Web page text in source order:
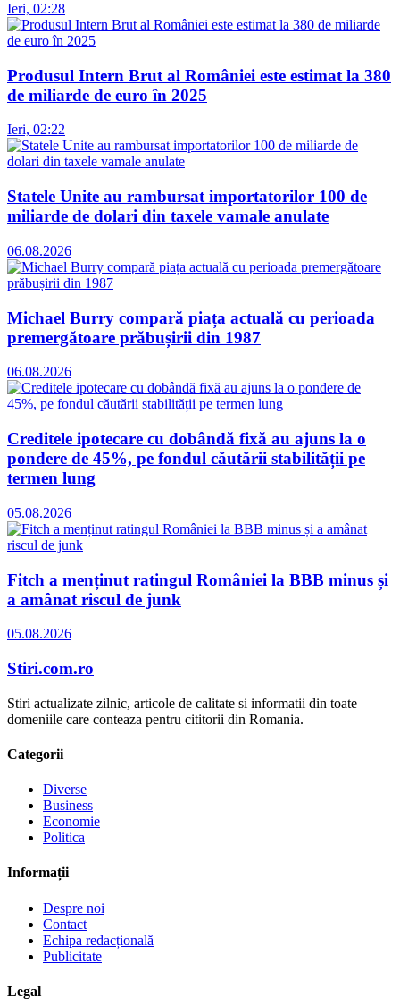
Ieri, 02:28
Produsul Intern Brut al României este estimat la 380
de miliarde de euro în 2025
Ieri, 02:22
Statele Unite au rambursat importatorilor 100 de
miliarde de dolari din taxele vamale anulate
06.08.2026
Michael Burry compară piața actuală cu perioada
premergătoare prăbușirii din 1987
06.08.2026
Creditele ipotecare cu dobândă fixă au ajuns la o
pondere de 45%, pe fondul căutării stabilității pe
termen lung
05.08.2026
Fitch a menținut ratingul României la BBB minus și
a amânat riscul de junk
05.08.2026
Stiri.com.ro
Stiri actualizate zilnic, articole de calitate si informatii din toate
domeniile care conteaza pentru cititorii din Romania.
Categorii
Diverse
Business
Economie
Politica
Informații
Despre noi
Contact
Echipa redacțională
Publicitate
Legal